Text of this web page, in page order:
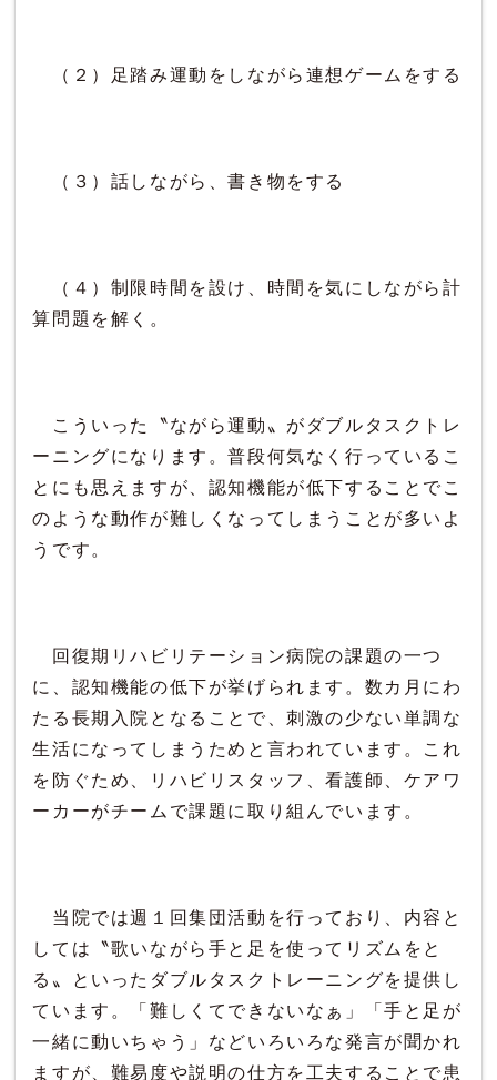
（２）足踏み運動をしながら連想ゲームをする
（３）話しながら、書き物をする
（４）制限時間を設け、時間を気にしながら計
算問題を解く。
こういった〝ながら運動〟がダブルタスクトレ
ーニングになります。普段何気なく行っているこ
とにも思えますが、認知機能が低下することでこ
のような動作が難しくなってしまうことが多いよ
うです。
回復期リハビリテーション病院の課題の一つ
に、認知機能の低下が挙げられます。数カ月にわ
たる長期入院となることで、刺激の少ない単調な
生活になってしまうためと言われています。これ
を防ぐため、リハビリスタッフ、看護師、ケアワ
ーカーがチームで課題に取り組んでいます。
当院では週１回集団活動を行っており、内容と
しては〝歌いながら手と足を使ってリズムをと
る〟といったダブルタスクトレーニングを提供し
ています。「難しくてできないなぁ」「手と足が
一緒に動いちゃう」などいろいろな発言が聞かれ
ますが、難易度や説明の仕方を工夫することで患